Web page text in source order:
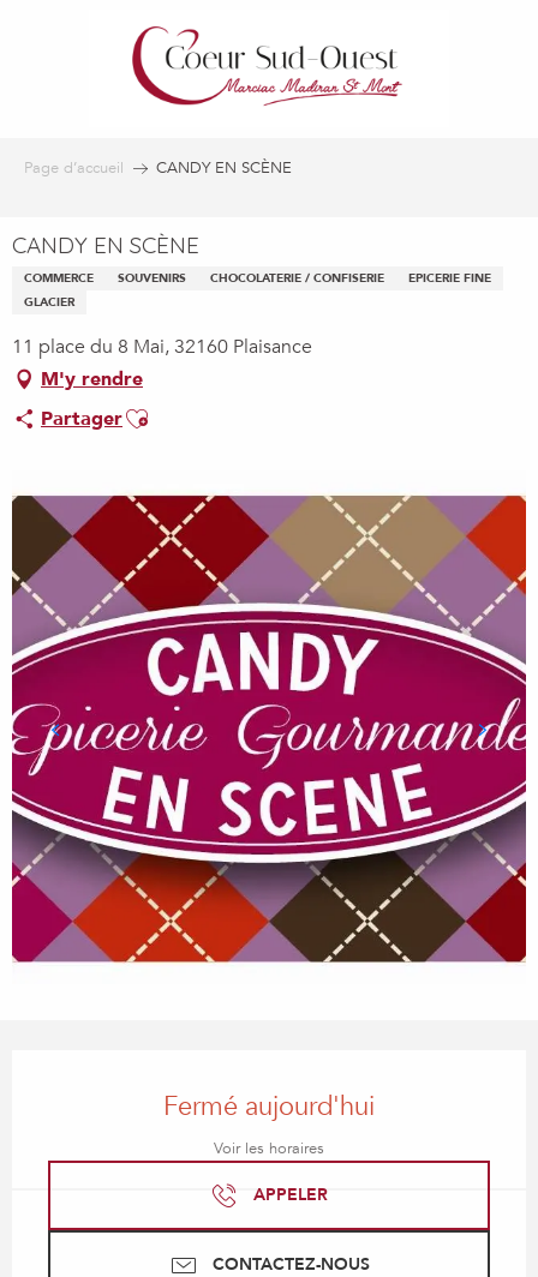
Page d’accueil CANDY EN SCÈNE
CANDY EN SCÈNE
COMMERCE SOUVENIRS CHOCOLATERIE / CONFISERIE
EPICERIE FINE
GLACIER
11 place du 8 Mai, 32160 Plaisance
M'y rendre
PartagerAjouter aux favoris
Fermé aujourd'hui
Voir les horaires
APPELER
CONTACTEZ-NOUS